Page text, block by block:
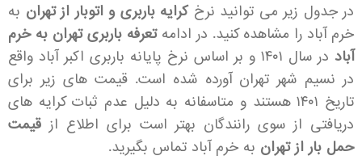
در جدول زیر می توانید نرخکرایه باربری و اتوبار از تهران به
خرم آباد را مشاهده کنید. در ادامهتعرفه باربری تهران به خرم
آباد
در سال ۱۴۰۱ و بر اساس نرخ پایانه باربری اکبر آباد واقع
در نسیم شهر تهران آورده شده است. قیمت های زیر برای
تاریخ ۱۴۰۱ هستند و متاسفانه به دلیل عدم ثبات کرایه های
دریافتی از سوی رانندگان بهتر است برای اطلاع از قیمت
حمل بار از تهران به خرم آباد تماس بگیرید.